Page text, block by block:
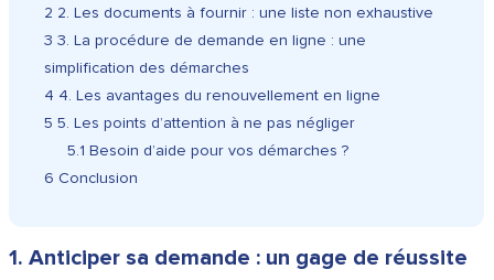
2 2. Les documents à fournir : une liste non exhaustive
3 3. La procédure de demande en ligne : une
simplification des démarches
4 4. Les avantages du renouvellement en ligne
5 5. Les points d’attention à ne pas négliger
5.1 Besoin d’aide pour vos démarches ?
6 Conclusion
1. Anticiper sa demande : un gage de réussite